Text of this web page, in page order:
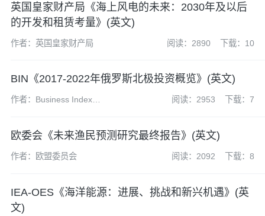
英国皇家财产局《海上风电的未来：2030年及以后
的开发和租赁考量》(英文)
作者：英国皇家财产局 阅读：2890 下载：10
BIN《2017-2022年俄罗斯北极投资概览》(英文)
作者：Business Index
阅读：2953 下载：7
欧委会《未来渔民预测研究最终报告》(英文)
作者：欧盟委员会 阅读：2092 下载：8
IEA-OES《海洋能源：进展、挑战和新兴机遇》(英
文)